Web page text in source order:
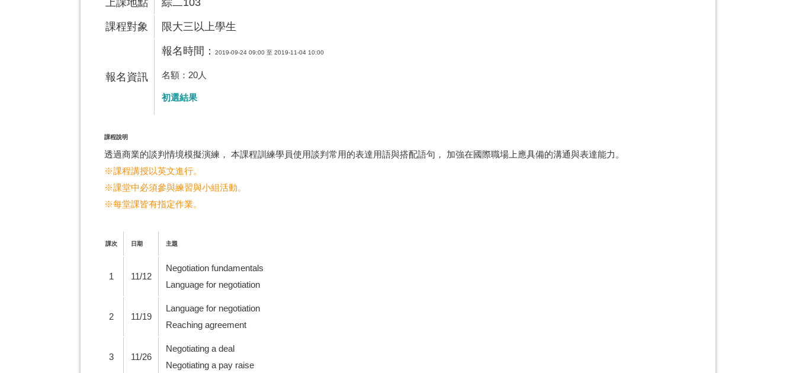
上課地點 綜二103
課程對象 限大三以上學生
報名資訊
報名時間： 2019-09-24 09:00 至 2019-11-04 10:00
名額：20人
初選結果
課程說明
透過商業的談判情境模擬演練， 本課程訓練學員使用談判常用的表達用語與搭配語句， 加強在國際職場上應具備的溝通與表達能力。
※課程講授以英文進行。
※課堂中必須參與練習與小組活動。
※每堂課皆有指定作業。
課次 日期 主題
1 11/12
Negotiation fundamentals
Language for negotiation
2 11/19
Language for negotiation
Reaching agreement
3 11/26
Negotiating a deal
Negotiating a pay raise